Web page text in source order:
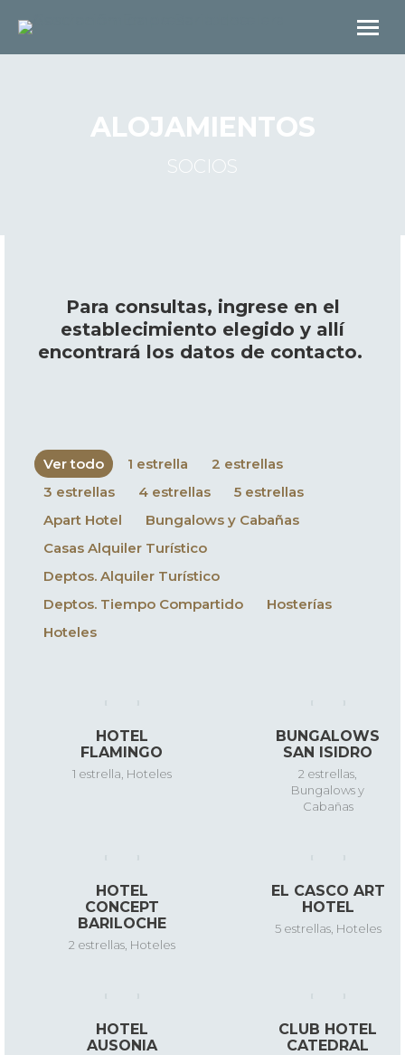
ALOJAMIENTOS
SOCIOS
Para consultas, ingrese en el
establecimiento elegido y allí
encontrará los datos de contacto.
Ver todo 1 estrella
2 estrellas
3 estrellas
4 estrellas
5 estrellas
Apart Hotel
Bungalows y Cabañas
Casas Alquiler Turístico
Deptos. Alquiler Turístico
Deptos. Tiempo Compartido
Hosterías
Hoteles
HOTEL
FLAMINGO
1 estrella Hoteles
BUNGALOWS
SAN ISIDRO
2 estrellas
Bungalows y
Cabañas
HOTEL
CONCEPT
BARILOCHE
2 estrellas, Hoteles
EL CASCO ART
HOTEL
5 estrellas, Hoteles
HOTEL
AUSONIA
CLUB HOTEL
CATEDRAL